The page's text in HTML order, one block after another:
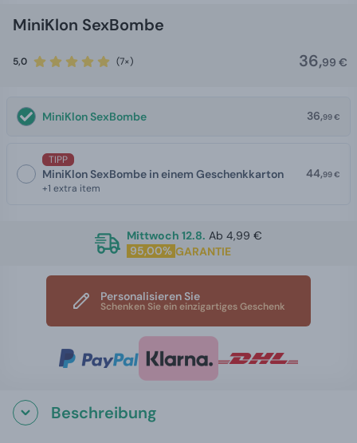
MiniKlon SexBombe
5,0 (7×) 36,99 €
MiniKlon SexBombe 36,99 €
TIPP
MiniKlon SexBombe in einem Geschenkkarton
+1 extra item
44,99 €
Mittwoch 12.8. Ab 4,99 €
95,00% GARANTIE
Personalisieren Sie
Schenken Sie ein einzigartiges Geschenk
Beschreibung